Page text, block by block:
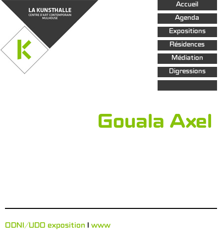
Aller au
contenu
principal
Accueil
Agenda
Expositions
Résidences
Médiation
Digressions
Gouala Axel
ODNI/UDO exposition l www